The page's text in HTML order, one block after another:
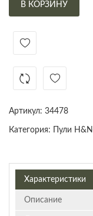
В КОРЗИНУ
Артикул: 34478
Категория: Пули
Характеристики
Описание